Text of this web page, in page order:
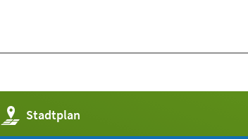
Stadtplan
(Öffnet
in